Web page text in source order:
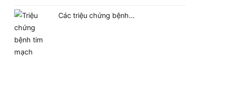
Các triệu chứng bệnh…